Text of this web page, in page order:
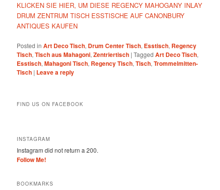
KLICKEN SIE HIER, UM DIESE REGENCY MAHOGANY INLAY
DRUM ZENTRUM TISCH ESSTISCHE AUF CANONBURY
ANTIQUES KAUFEN
Posted in Art Deco Tisch, Drum Center Tisch, Esstisch, Regency
Tisch,Tisch aus Mahagoni,Zentriertisch |Tagged Art Deco Tisch,
Esstisch,Mahagoni Tisch, Regency Tisch,Tisch,Trommelmitten-
Tisch | Leave a reply
FIND US ON FACEBOOK
INSTAGRAM
Instagram did not return a 200.
Follow Me!
BOOKMARKS